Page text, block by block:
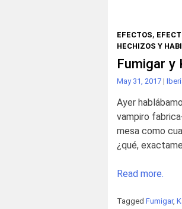
EFECTOS,
HECHIZOS Y
Fumigar y
May 31, 2017 |
Ayer
vampiro
mesa como
¿qué,
Read more.
Tagged Fumigar,